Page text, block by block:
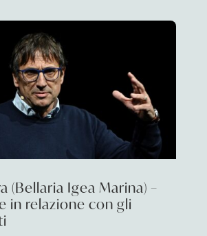
(Bellaria Igea Marina) –
in relazione con gli